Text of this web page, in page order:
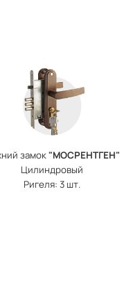
замок"МОСРЕНТГЕН"
Цилиндровый
Ригеля: 3 шт.